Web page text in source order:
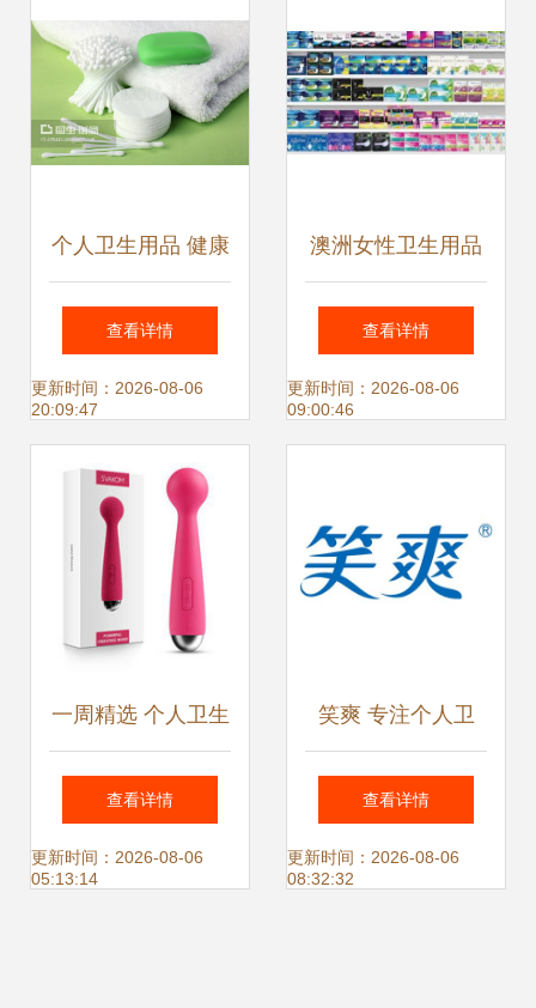
个人卫生用品 健康
生活的无声守护者
查看详情
更新时间：2026-08-06
20:09:47
澳洲女性卫生用品
明年起免税，性别
平等迈出实质性一
查看详情
更新时间：2026-08-06
09:00:46
一周精选 个人卫生
用品好价汇总与实
用好物推荐
查看详情
更新时间：2026-08-06
05:13:14
笑爽 专注个人卫
生，守护每日健康
舒适
查看详情
更新时间：2026-08-06
08:32:32